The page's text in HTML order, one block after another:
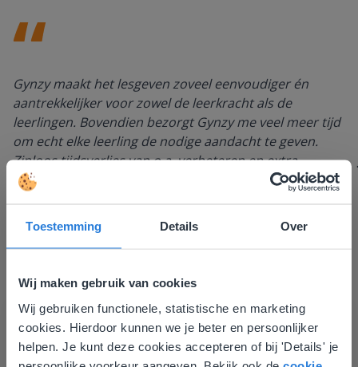
Toestemming Details Over
Wij maken gebruik van cookies
Wij gebruiken functionele, statistische en marketing
cookies. Hierdoor kunnen we je beter en persoonlijker
helpen. Je kunt deze cookies accepteren of bij 'Details' je
Gynzy maakt het lesgeven zoveel eenvoudiger én
aantrekkelijker voor zowel de leerkracht als de
leerlingen. Bovendien bezorgt Gynzy me veel meer tijd
om echt elke leerling de nodige aandacht te geven.
Zinloos tijdsverlies van o.a. verbeteren en extra
werkblaadjes maken is definitief voorbij.
Leefschool Het Droomschip
Deze website komt niet
overeen met je locatie